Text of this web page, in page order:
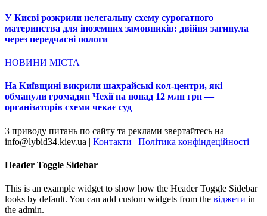
У Києві розкрили нелегальну схему сурогатного
материнства для іноземних замовників: двійня загинула
через передчасні пологи
НОВИНИ МІСТА
На Київщині викрили шахрайські кол-центри, які
обманули громадян Чехії на понад 12 млн грн —
організаторів схеми чекає суд
З приводу питань по сайту та реклами звертайтесь на
info@lybid34.kiev.ua | Контакти | Політика конфіндеційності
Header Toggle Sidebar
This is an example widget to show how the Header Toggle Sidebar
looks by default. You can add custom widgets from the віджети in
the admin.